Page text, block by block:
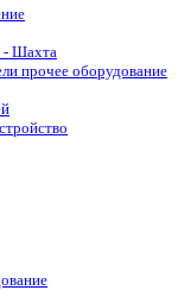
- Шахта
прочее оборудование